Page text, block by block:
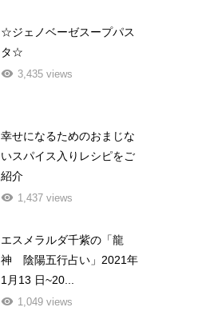
☆ジェノベーゼスープパス
タ☆
3,435 views
幸せになるためのおまじな
いスパイス入りレシピをご
紹介
1,437 views
エスメラルダ千紫の「龍
神 陰陽五行占い」2021年
1月13 日~20...
1,049 views